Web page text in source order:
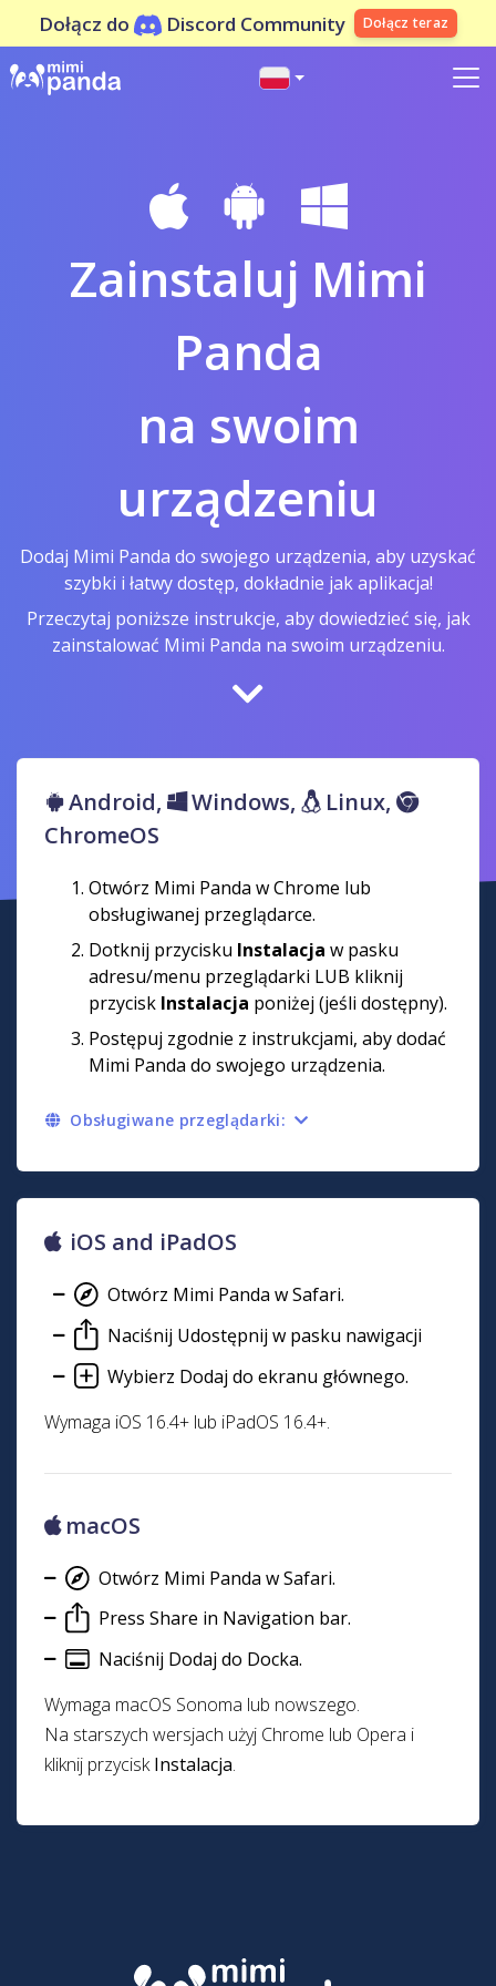
Dołącz do Discord Community Dołącz teraz
Zainstaluj Mimi
Panda
na swoim
urządzeniu
Dodaj Mimi Panda do swojego urządzenia, aby uzyskać
szybki i łatwy dostęp, dokładnie jak aplikacja!
Przeczytaj poniższe instrukcje, aby dowiedzieć się, jak
zainstalować Mimi Panda na swoim urządzeniu.
Android, Windows,
Linux,
ChromeOS
Otwórz Mimi Panda w Chrome lub
obsługiwanej przeglądarce.
Dotknij przycisku Instalacja w pasku
adresu/menu przeglądarki LUB kliknij
przycisk Instalacja poniżej (jeśli dostępny).
Postępuj zgodnie z instrukcjami, aby dodać
Mimi Panda do swojego urządzenia.
Obsługiwane przeglądarki:
iOS and iPadOS
Otwórz Mimi Panda w Safari.
Naciśnij Udostępnij w pasku nawigacji
Wybierz Dodaj do ekranu głównego.
Wymaga iOS 16.4+ lub iPadOS 16.4+.
macOS
Otwórz Mimi Panda w Safari.
Press Share in Navigation bar.
Naciśnij Dodaj do Docka.
Wymaga macOS Sonoma lub nowszego.
Na starszych wersjach użyj Chrome lub Opera i
kliknij przyciskInstalacja.